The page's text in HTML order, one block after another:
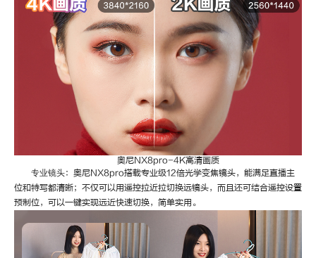
奥尼NX8pro-4K高清画质
专业镜头：奥尼NX8pro搭载专业级12倍光学变焦镜头，能满足直播主
位和特写都清晰；不仅可以用遥控拉近拉切换远镜头，而且还可结合遥控设置
预制位，可以一键实现远近快速切换，简单实用。